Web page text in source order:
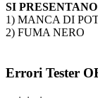
SI
1) MANCA DI
2) FUMA NERO
Errori Tester